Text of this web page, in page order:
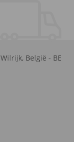
Wilrijk, België - BE